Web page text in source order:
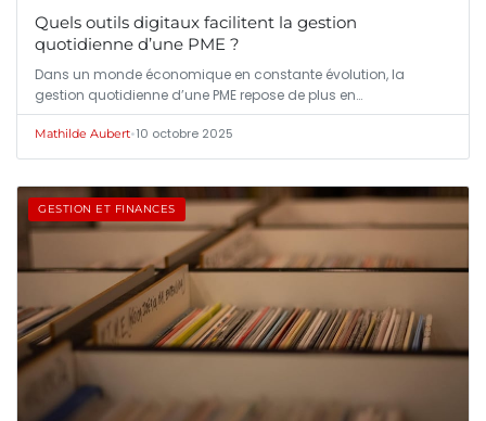
Quels outils digitaux facilitent la gestion
quotidienne d’une PME ?
Dans un monde économique en constante évolution, la
gestion quotidienne d’une PME repose de plus en…
Mathilde Aubert•10 octobre 2025
GESTION ET FINANCES